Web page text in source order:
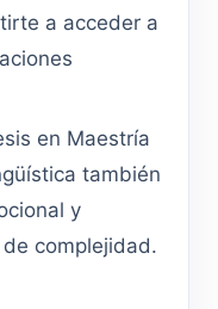
a acceder a
en Maestría
también
y
complejidad.